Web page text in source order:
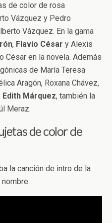
de color de rosa
Vázquez y Pedro
Vázquez. En la gama
, Flavio César y Alexis
César en la novela. Además
de María Teresa
Aragón, Roxana Chávez,
Edith Márquez, también la
Meraz.
de color de
la canción de intro de la